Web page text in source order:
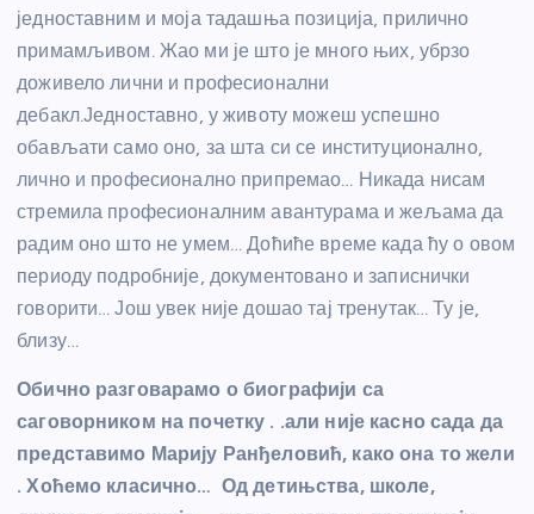
једноставним и моја тадашња позиција, прилично
примамљивом. Жао ми је што је много њих, убрзо
доживело лични и професионални
дебакл.Једноставно, у животу можеш успешно
обављати само оно, за шта си се институционално,
лично и професионално припремао… Никада нисам
стремила професионалним авантурама и жељама да
радим оно што не умем… Доћиће време када ћу о овом
периоду подробније, документовано и записнички
говорити… Још увек није дошао тај тренутак… Ту је,
близу…
Обично разговарамо о биографији са
саговорником на почетку . .али није касно сада да
представимо Марију Ранђеловић, како она то жели
. Хоћемо класично… Од детињства, школе,